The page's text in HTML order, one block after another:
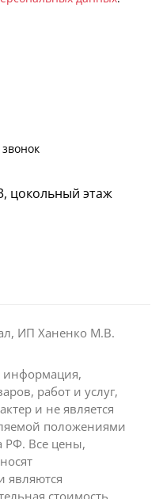
цокольный этаж
ИП Ханенко М.В.
информация,
работ и услуг,
и не является
положениями
РФ. Все цены,
являются
стоимость